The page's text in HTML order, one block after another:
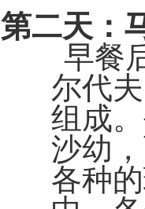
第二天：
早餐
尔代
组成
沙幼
各种